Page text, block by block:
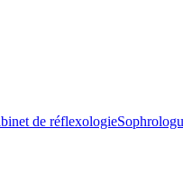
de réflexologie